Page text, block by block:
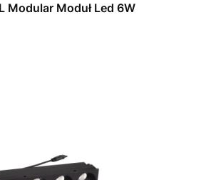
Modular Moduł Led 6W